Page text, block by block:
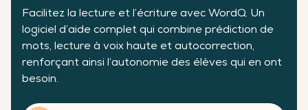
Facilitez la lecture et l’écriture avec WordQ. Un
logiciel d’aide complet qui combine prédiction de
mots, lecture à voix haute et autocorrection,
renforçant ainsi l’autonomie des élèves qui en ont
besoin.
Des chiffres qui témoignent de notre réussite